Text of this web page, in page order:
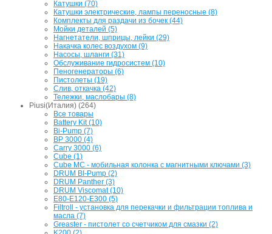
Катушки (70)
Катушки электрические, лампы переносные (8)
Комплекты для раздачи из бочек (44)
Мойки деталей (5)
Нагнетатели, шприцы, лейки (29)
Накачка колес воздухом (9)
Насосы, шланги (31)
Обслуживание гидросистем (10)
Пеногенераторы (6)
Пистолеты (19)
Слив, откачка (42)
Тележки, маслобары (8)
Piusi(Италия) (264)
Все товары
Battery Kit (10)
Bi-Pump (7)
BP 3000 (4)
Carry 3000 (6)
Cube (1)
Cube MC - мобильная колонка с магнитными ключами (3)
DRUM BI-Pump (2)
DRUM Panther (3)
DRUM Viscomat (10)
E80-E120-E300 (5)
Filtroll - установка для перекачки и фильтрации топлива и
масла (7)
Greaster - пистолет со счетчиком для смазки (2)